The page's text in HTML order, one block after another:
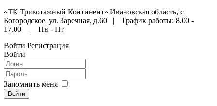
«ТК Трикотажный Континент» Ивановская область, с
Богородское, ул. Заречная, д.60 | График работы: 8.00 -
17.00 | Пн - Пт
Войти Регистрация
Войти
Запомнить меня
Войти